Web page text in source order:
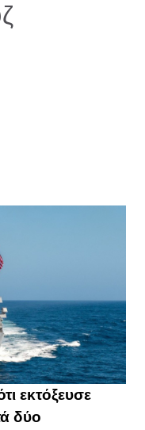
εκτόξευσε
δύο